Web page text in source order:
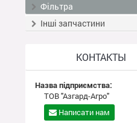
Фільтра
Інші запчастини
КОНТАКТЫ
Назва підприємства:
ТОВ "Азгард-Агро"
Написати нам